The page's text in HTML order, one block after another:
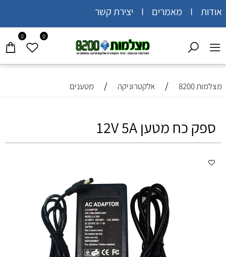
אודות I מאמרים I יצירת קשר
0 0
מצלמות 8200 / אלקטרוניקה / מטענים
ספק כח מטען 12V 5A